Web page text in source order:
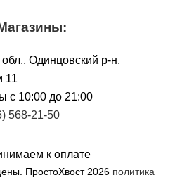
Одинцовский р-н,
11
с 10:00 до 21:00
568-21-50
ПростоХвост 2026 политика